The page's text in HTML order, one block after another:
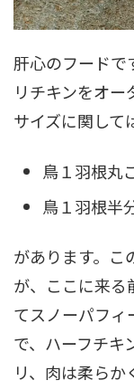
肝心のフードで
リチキンをオー
サイズに関して
鳥１羽根丸
鳥１羽根半
があります。こ
が、ここに来る
てスノーパフィ
で、ハーフチキ
リ、肉は柔ら